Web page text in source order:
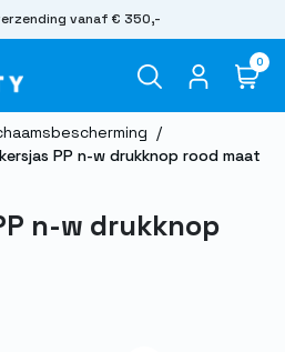
vanaf € 350,-
0
/
PP n-w drukknop rood maat
n-w drukknop